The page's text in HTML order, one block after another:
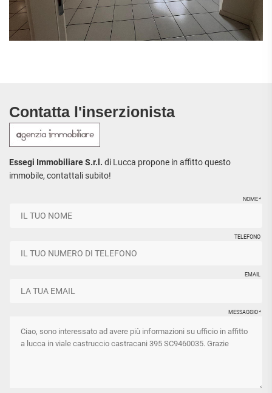
Contatta l'inserzionista
Essegi Immobiliare S.r.l. di Lucca propone in affitto questo
immobile, contattali subito!
NOME*
TELEFONO
EMAIL
MESSAGGIO*